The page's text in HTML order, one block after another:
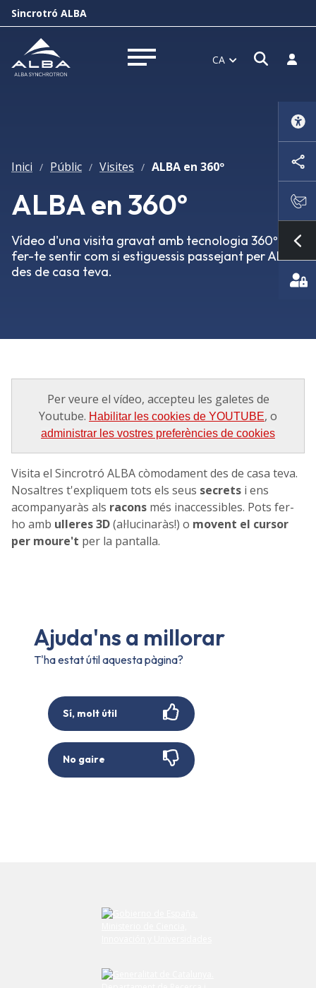
Sincrotró ALBA
Obrir menú CA Obrir
Inici / Públic / Visites / ALBA en 360º
ALBA en 360º
Vídeo d'una visita gravat amb tecnologia 360º per
fer-te sentir com si estiguessis passejant per ALBA
des de casa teva.
Per veure el vídeo, accepteu les galetes de
Youtube. Habilitar les cookies de YOUTUBE, o
administrar les vostres preferències de cookies
Visita el Sincrotró ALBA còmodament des de casa teva.
Nosaltres t'expliquem tots els seus secrets i ens
acompanyaràs als racons més inaccessibles. Pots fer-
ho amb ulleres 3D(al·lucinaràs!) o movent el cursor
per moure't per la pantalla.
Ajuda'ns a millorar
T'ha estat útil aquesta pàgina?
Sí, molt útil
No gaire